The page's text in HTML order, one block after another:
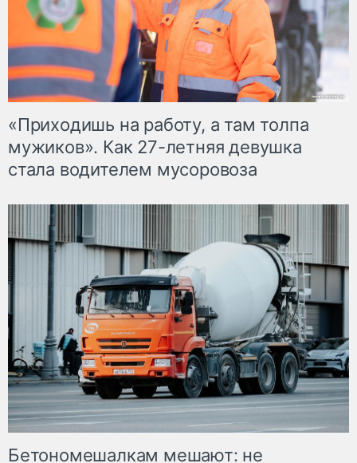
«Приходишь на работу, а там толпа
мужиков». Как 27-летняя девушка
стала водителем мусоровоза
Бетономешалкам мешают: не